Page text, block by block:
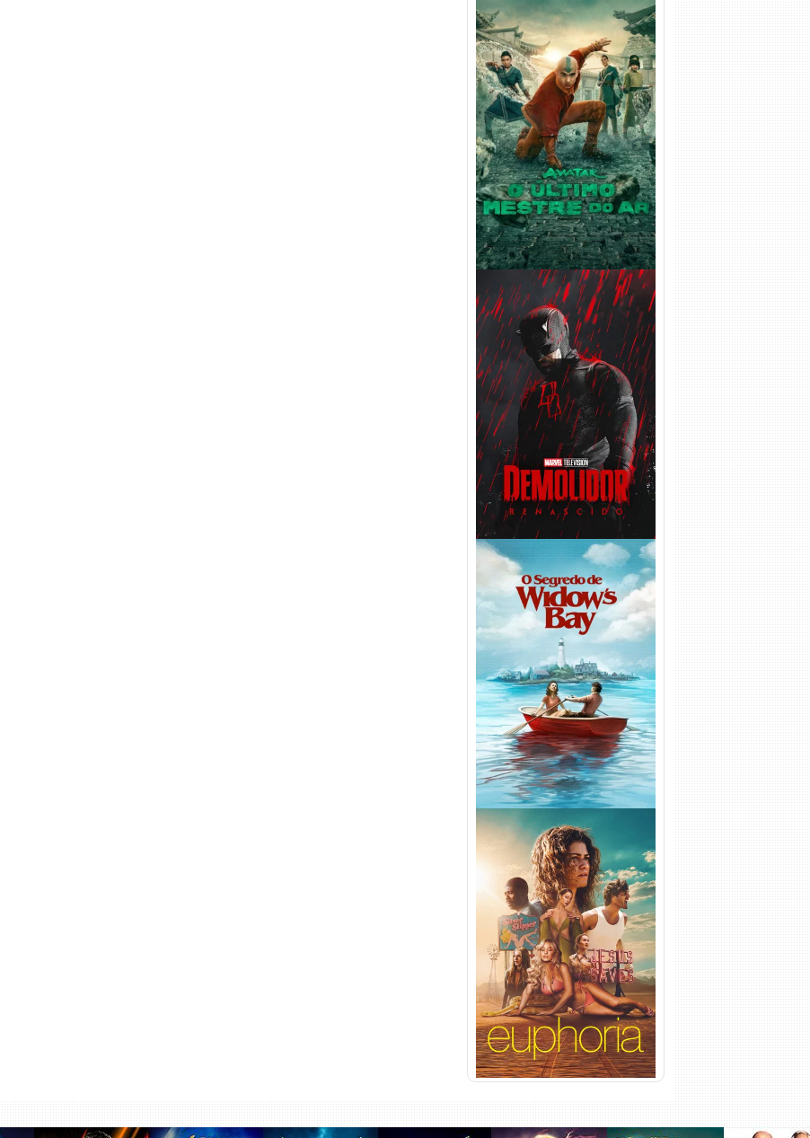
Avatar: O Último Mestre do
Ar 2ª Temporada Torrent
(2026) WEB-DL 1080p Dual
Áudio
Demolidor: Renascido 2ª
Temporada (2026) WEB-DL
1080p Dual Áudio
O Segredo de Widow’s Bay
1ª Temporada Torrent (2026)
WEB-DL 1080p Dual Áudio
Euphoria 3ª Temporada
Torrent (2026) WEB-DL 1080p
Dual Áudio